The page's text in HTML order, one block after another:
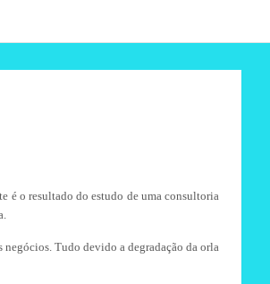
é o resultado do estudo de uma consultoria
Tudo devido a degradação da orla